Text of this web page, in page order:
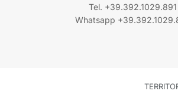
Tel. +39.392.1029.891
Whatsapp